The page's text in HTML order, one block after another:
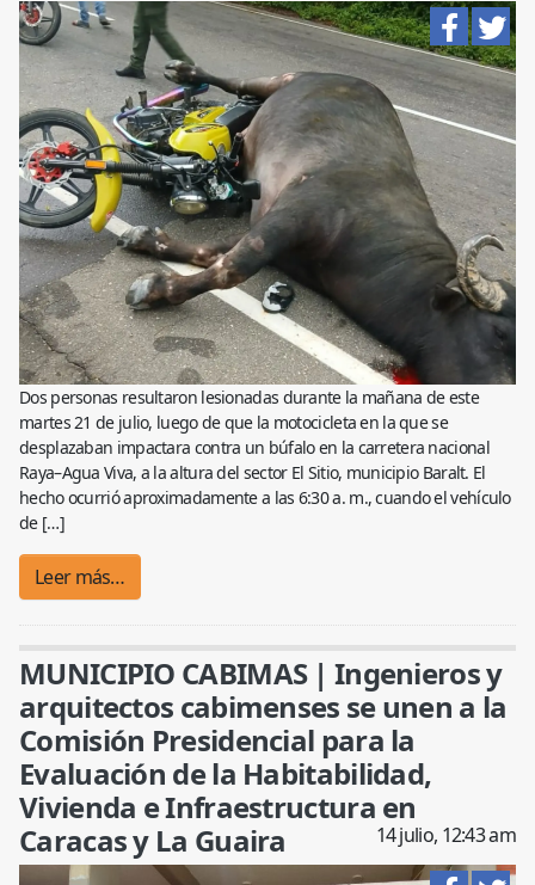
Dos personas resultaron lesionadas durante la mañana de este
martes 21 de julio, luego de que la motocicleta en la que se
desplazaban impactara contra un búfalo en la carretera nacional
Raya–Agua Viva, a la altura del sector El Sitio, municipio Baralt. El
hecho ocurrió aproximadamente a las 6:30 a. m., cuando el vehículo
de […]
Leer más…
MUNICIPIO CABIMAS | Ingenieros y
arquitectos cabimenses se unen a la
Comisión Presidencial para la
Evaluación de la Habitabilidad,
Vivienda e Infraestructura en
Caracas y La Guaira
14 julio, 12:43 am